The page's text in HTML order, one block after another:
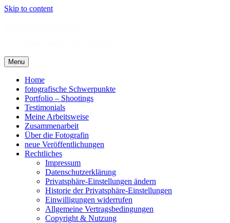
Skip to content
Menu
Home
fotografische Schwerpunkte
Portfolio – Shootings
Testimonials
Meine Arbeitsweise
Zusammenarbeit
Über die Fotografin
neue Veröffentlichungen
Rechtliches
Impressum
Datenschutzerklärung
Privatsphäre-Einstellungen ändern
Historie der Privatsphäre-Einstellungen
Einwilligungen widerrufen
Allgemeine Vertragsbedingungen
Copyright & Nutzung